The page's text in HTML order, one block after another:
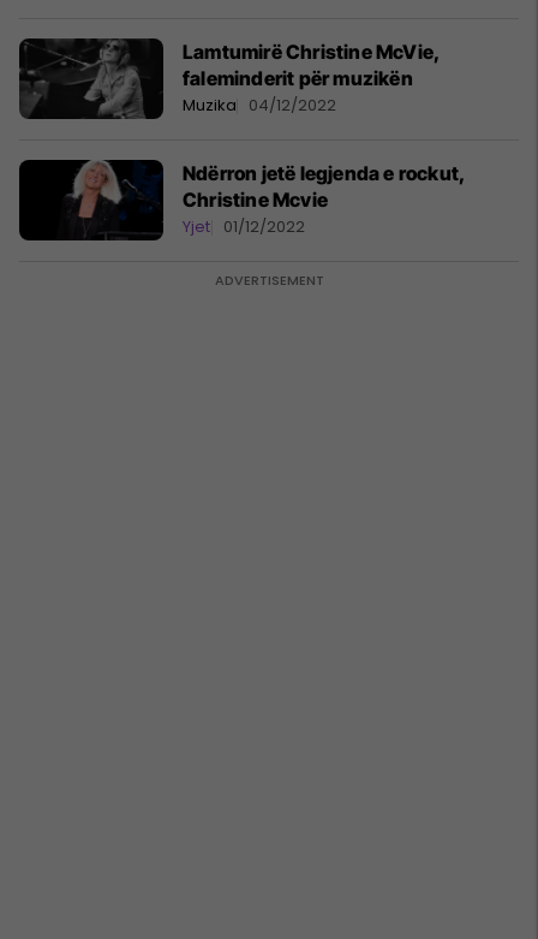
Lamtumirë Christine McVie,
faleminderit për muzikën
Muzika 04/12/2022
Ndërron jetë legjenda e rockut,
Christine Mcvie
Yjet 01/12/2022